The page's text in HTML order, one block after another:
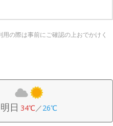
の際は事前にご確認の上おでかけく
明日 34℃／26℃